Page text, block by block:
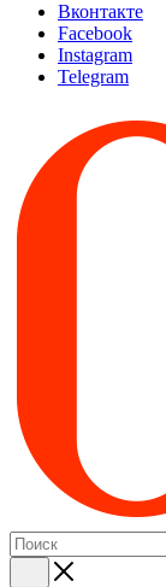
Вконтакте
Facebook
Instagram
Telegram